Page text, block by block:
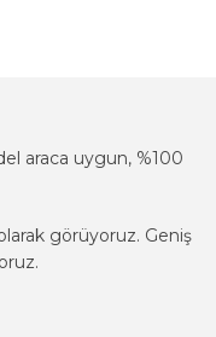
araca uygun, %100
görüyoruz. Geniş
araca uygun, %100